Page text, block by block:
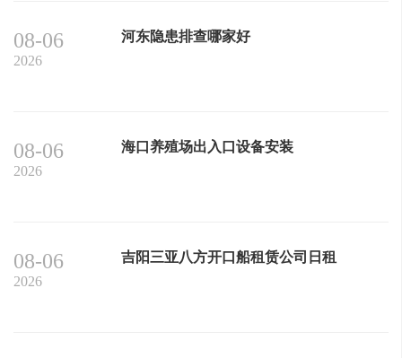
08-06
2026
河东隐患排查哪家好
08-06
2026
海口养殖场出入口设备安装
08-06
2026
吉阳三亚八方开口船租赁公司日租